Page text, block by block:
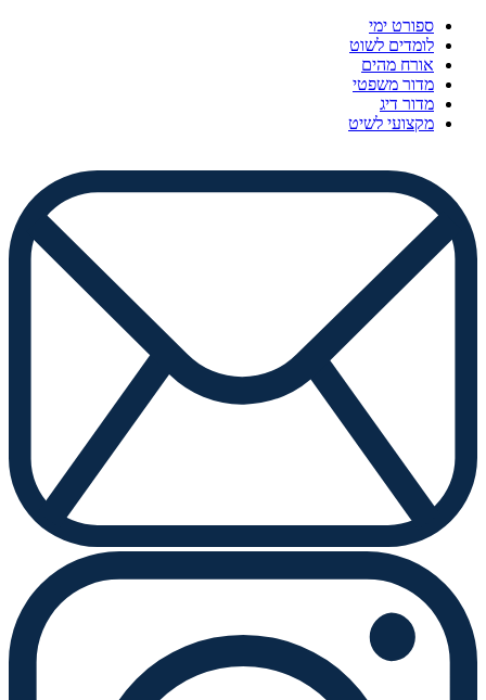
ספורט ימי
לומדים לשוט
אורח מהים
מדור משפטי
מדור דיג
מקצועי לשיט